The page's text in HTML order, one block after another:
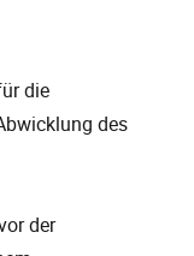
die
des
der